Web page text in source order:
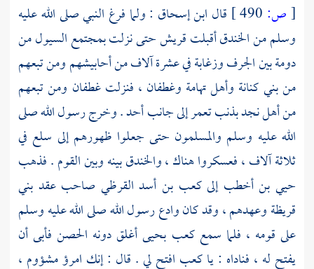
[ص: قال ابن إسحاق : ولما فرغ النبي صلى الله عليه
وسلم من الخندق أقبلتقريشحتى نزلتبمجتمع السيولمن
دومةبينالجرفوزغابةفي عشرة آلاف من أحابيشهم ومن تبعهم
منبني كنانة وأهل تهامة وغطفان ، فنزلتغطفان ومن تبعهم
منأهل نجدبذنب تعمرإلى جانبأحد. وخرج رسول الله صلى
الله عليه وسلم والمسلمون حتى جعلوا ظهورهم إلى سلع في
ثلاثة آلاف ، فعسكروا هناك ، والخندق بينه وبين القوم . فذهب
حيي بن أخطبإلىكعب بن أسد القرظي صاحب عقد بني
قريظةوعهدهم ، وقد كان وادع رسول الله صلى الله عليه وسلم
على قومه ، فلما سمعكعب بحيىأغلق دونه الحصن فأبى أن
يفتح له ، فناداه : ياكعب افتح لي . قال : إنك امرؤ مشؤوم ،